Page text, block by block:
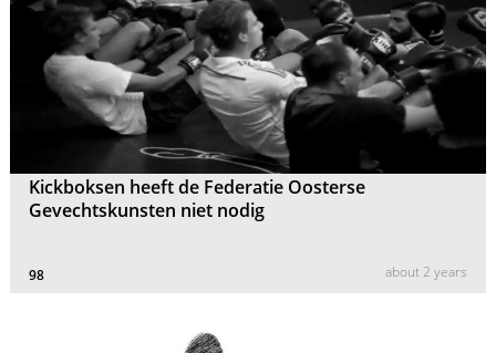
Kickboksen heeft de Federatie Oosterse
Gevechtskunsten niet nodig
98 about 2 years